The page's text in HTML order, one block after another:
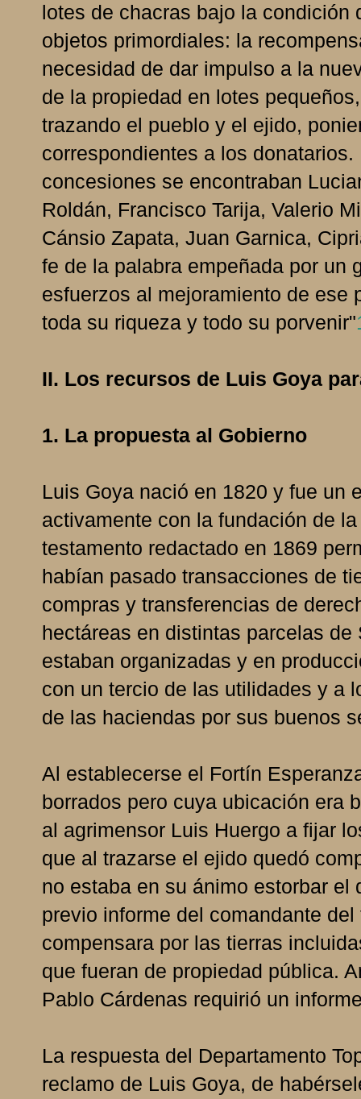
lotes de chacras bajo la
objetos primordiales: la
necesidad de dar impulso a la
de la propiedad en lotes
trazando el pueblo y el ejido,
correspondientes a los
concesiones se encontraban
Roldán, Francisco Tarija, Valerio
Cánsio Zapata, Juan Garnica,
fe de la palabra empeñada por un
esfuerzos al mejoramiento de ese
toda su riqueza y todo su porvenir"
II. Los recursos de Luis Goya
1. La propuesta al Gobierno
Luis Goya nació en 1820 y fue un
activamente con la fundación de
testamento redactado en 1869
habían pasado transacciones de
compras y transferencias de
hectáreas en distintas parcelas
estaban organizadas y en
con un tercio de las utilidades y a
de las haciendas por sus buenos
Al establecerse el Fortín
borrados pero cuya ubicación era
al agrimensor Luis Huergo a fijar
que al trazarse el ejido quedó
no estaba en su ánimo estorbar
previo informe del comandante
compensara por las tierras
que fueran de propiedad pública.
Pablo Cárdenas requirió un
La respuesta del Departamento
reclamo de Luis Goya, de